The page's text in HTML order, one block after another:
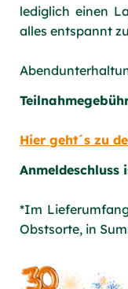
lediglich einen
alles entspannt
Hier geht´s zu
Anmeldeschluss
*Im
Obstsorte, in